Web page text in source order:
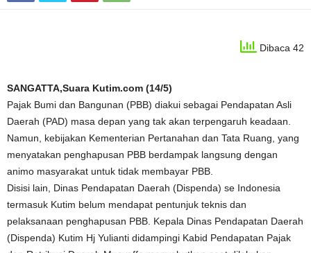
Dibaca 42
SANGATTA,Suara Kutim.com (14/5)
Pajak Bumi dan Bangunan (PBB) diakui sebagai Pendapatan Asli
Daerah (PAD) masa depan yang tak akan terpengaruh keadaan.
Namun, kebijakan Kementerian Pertanahan dan Tata Ruang, yang
menyatakan penghapusan PBB berdampak langsung dengan
animo masyarakat untuk tidak membayar PBB.
Disisi lain, Dinas Pendapatan Daerah (Dispenda) se Indonesia
termasuk Kutim belum mendapat pentunjuk teknis dan
pelaksanaan penghapusan PBB. Kepala Dinas Pendapatan Daerah
(Dispenda) Kutim Hj Yulianti didampingi Kabid Pendapatan Pajak